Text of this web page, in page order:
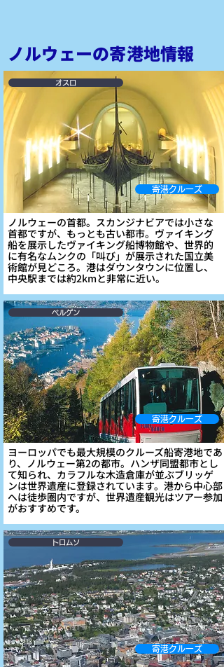
ノルウェーの寄港地情報
オスロ
寄港クルーズ
ノルウェーの首都。スカンジナビアでは小さな
首都ですが、もっとも古い都市。ヴァイキング
船を展示したヴァイキング船博物館や、世界的
に有名なムンクの「叫び」が展示された国立美
術館が見どころ。港はダウンタウンに位置し、
中央駅までは約2kmと非常に近い。
ベルゲン
寄港クルーズ
ヨーロッパでも最大規模のクルーズ船寄港地であ
り、ノルウェー第2の都市。ハンザ同盟都市とし
て知られ、カラフルな木造倉庫が並ぶブリッゲ
ンは世界遺産に登録されています。港から中心部
へは徒歩圏内ですが、世界遺産観光はツアー参加
がおすすめです。
トロムソ
寄港クルーズ